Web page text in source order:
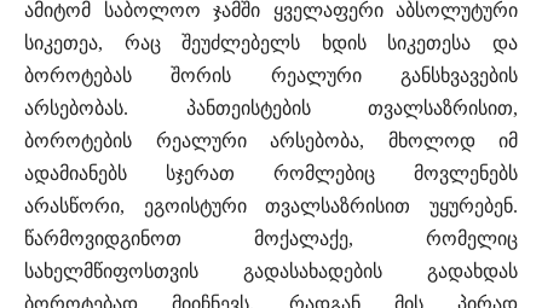
ამიტომ საბოლოო ჯამში ყველაფერი აბსოლუტური
სიკეთეა, რაც შეუძლებელს ხდის სიკეთესა და
ბოროტებას შორის რეალური განსხვავების
არსებობას. პანთეისტების თვალსაზრისით,
ბოროტების რეალური არსებობა, მხოლოდ იმ
ადამიანებს სჯერათ რომლებიც მოვლენებს
არასწორი, ეგოისტური თვალსაზრისით უყურებენ.
წარმოვიდგინოთ მოქალაქე, რომელიც
სახელმწიფოსთვის გადასახადების გადახდას